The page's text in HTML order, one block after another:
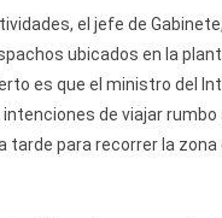
el jefe de Gabinete,
ubicados en la
es que el ministro del
de viajar
para recorrer la